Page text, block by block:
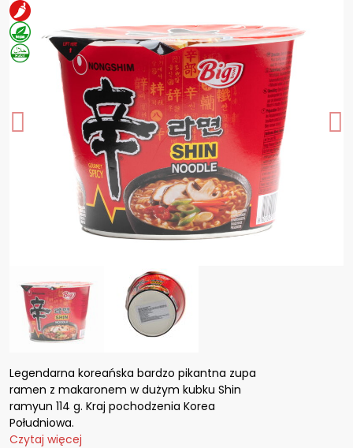
Legendarna koreańska bardzo pikantna zupa
ramen z makaronem w dużym kubku Shin
ramyun 114 g. Kraj pochodzenia Korea
Południowa.
Czytaj więcej